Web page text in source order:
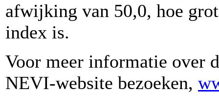
afwijking van 50,0, hoe
index is.
Voor meer informatie over
NEVI-website bezoeken,